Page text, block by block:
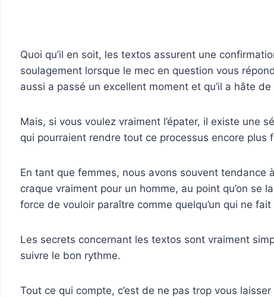
Quoi qu’il en soit, les textos assurent une
soulagement lorsque le mec en question vous
aussi a passé un excellent moment et qu’il a hâte de
Mais, si vous voulez vraiment l’épater, il existe une
qui pourraient rendre tout ce processus encore plus
En tant que femmes, nous avons souvent tendance
craque vraiment pour un homme, au point qu’on se
force de vouloir paraître comme quelqu’un qui ne
Les secrets concernant les textos sont vraiment
suivre le bon rythme.
Tout ce qui compte, c’est de ne pas trop vous